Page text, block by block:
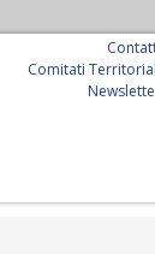
Comitati